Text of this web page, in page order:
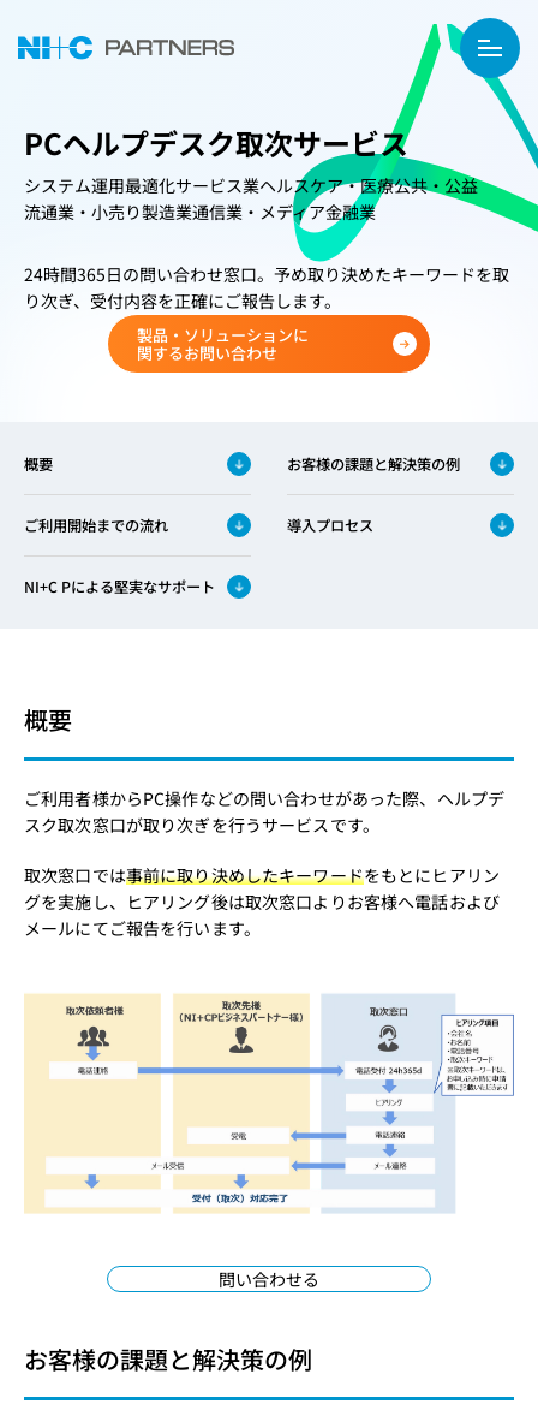
PCヘルプデスク取次サービス
システム運用最適化サービス業ヘルスケア・医療公共・公益
流通業・小売り製造業通信業・メディア金融業
24時間365日の問い合わせ窓口。予め取り決めたキーワードを取
り次ぎ、受付内容を正確にご報告します。
製品・ソリューションに
関するお問い合わせ
概要 お客様の課題と解決策の例
ご利用開始までの流れ 導入プロセス
NI+C Pによる堅実なサポート
概要
ご利用者様からPC操作などの問い合わせがあった際、ヘルプデ
スク取次窓口が取り次ぎを行うサービスです。
取次窓口では事前に取り決めしたキーワードをもとにヒアリン
グを実施し、ヒアリング後は取次窓口よりお客様へ電話および
メールにてご報告を行います。
問い合わせる
お客様の課題と解決策の例